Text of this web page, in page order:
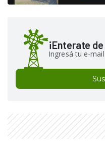
¡Enterate
Ingresá tu e-